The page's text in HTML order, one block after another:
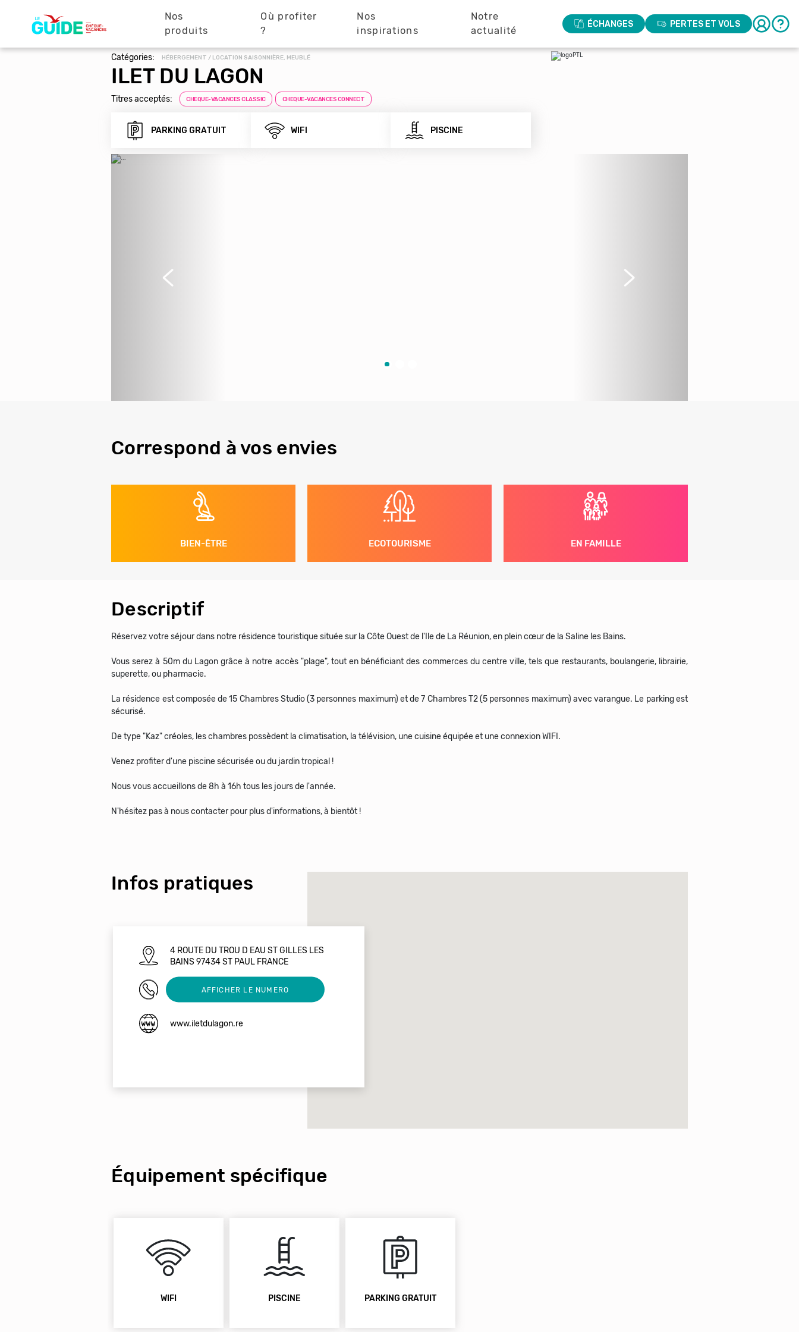
principale
Nos
produits
Où profiter
?
Nos
inspirations
Notre
actualité
ÉCHANGES PERTES ET VOLS
Catégories: HÉBERGEMENT / LOCATION SAISONNIÈRE, MEUBLÉ
ILET DU LAGON
Titres acceptés: CHEQUE-VACANCES CLASSIC CHEQUE-VACANCES CONNECT
PARKING GRATUIT WIFI PISCINE
Précédent Suivant
Correspond à vos envies
BIEN-ÊTRE ECOTOURISME EN FAMILLE
Descriptif
Réservez votre séjour dans notre résidence touristique située sur la Côte Ouest de l'Ile de La Réunion, en plein cœur de la Saline les Bains.
Vous serez à 50m du Lagon grâce à notre accès "plage", tout en bénéficiant des commerces du centre ville, tels que restaurants, boulangerie, librairie,
superette, ou pharmacie.
La résidence est composée de 15 Chambres Studio (3 personnes maximum) et de 7 Chambres T2 (5 personnes maximum) avec varangue. Le parking est
sécurisé.
De type "Kaz" créoles, les chambres possèdent la climatisation, la télévision, une cuisine équipée et une connexion WIFI.
Venez profiter d'une piscine sécurisée ou du jardin tropical !
Nous vous accueillons de 8h à 16h tous les jours de l'année.
N'hésitez pas à nous contacter pour plus d'informations, à bientôt !
Infos pratiques
4 ROUTE DU TROU D EAU ST GILLES LES
BAINS 97434 ST PAUL FRANCE
0692612379AFFICHER LE NUMERO
www.iletdulagon.re
Équipement spécifique
WIFI PISCINE PARKING GRATUIT